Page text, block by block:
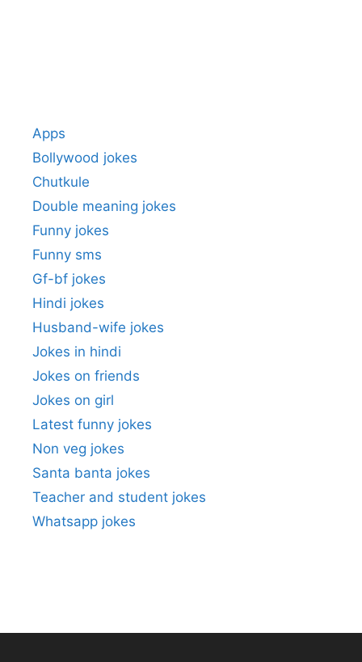
Apps
Bollywood jokes
Chutkule
Double meaning jokes
Funny jokes
Funny sms
Gf-bf jokes
Hindi jokes
Husband-wife jokes
Jokes in hindi
Jokes on friends
Jokes on girl
Latest funny jokes
Non veg jokes
Santa banta jokes
Teacher and student jokes
Whatsapp jokes